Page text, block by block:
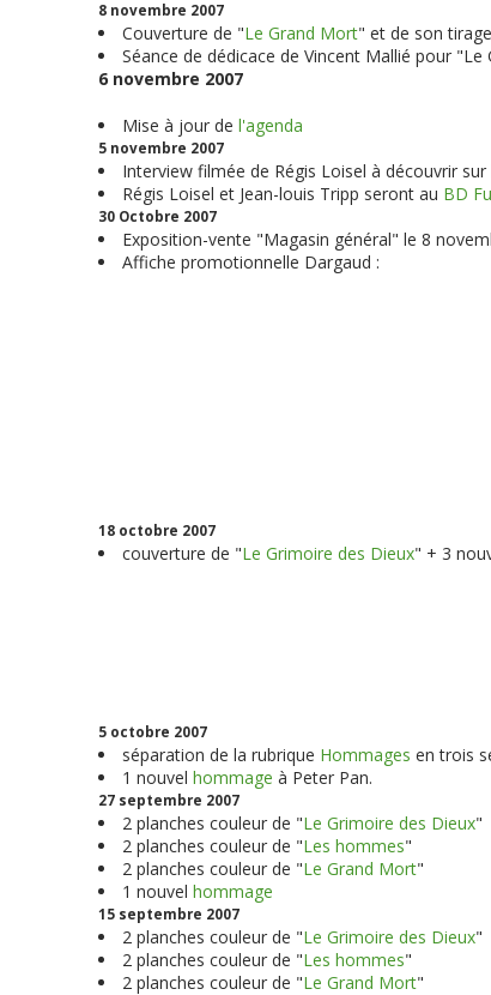
8 novembre 2007
Couverture de "Le Grand Mort" et de son
Séance de dédicace de Vincent Mallié pour
6 novembre 2007
Mise à jour de l'agenda
5 novembre 2007
Interview filmée de Régis Loisel à découvrir sur
Régis Loisel et Jean-louis Tripp seront au BD
30 Octobre 2007
Exposition-vente "Magasin général" le 8
Affiche promotionnelle Dargaud :
18 octobre 2007
couverture de "Le Grimoire des Dieux" + 3
5 octobre 2007
séparation de la rubrique Hommages en trois
1 nouvel hommage à Peter Pan.
27 septembre 2007
2 planches couleur de "Le Grimoire des Dieux"
2 planches couleur de "Les hommes"
2 planches couleur de "Le Grand Mort"
1 nouvel hommage
15 septembre 2007
2 planches couleur de "Le Grimoire des Dieux"
2 planches couleur de "Les hommes"
2 planches couleur de "Le Grand Mort"